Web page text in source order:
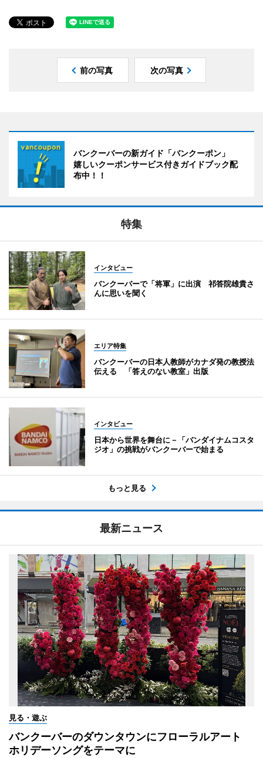
前の写真 次の写真
バンクーバーの新ガイド「バンクーポン」
嬉しいクーポンサービス付きガイドブック配
布中！！
特集
インタビュー
バンクーバーで「将軍」に出演 祁答院雄貴さ
んに思いを聞く
エリア特集
バンクーバーの日本人教師がカナダ発の教授法
伝える 「答えのない教室」出版
インタビュー
日本から世界を舞台に－「バンダイナムコスタ
ジオ」の挑戦がバンクーバーで始まる
もっと見る
最新ニュース
見る・遊ぶ
バンクーバーのダウンタウンにフローラルアート
ホリデーソングをテーマに